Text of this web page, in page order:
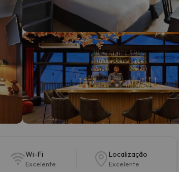
caminho. Assim que encontrar a sua bússola,
Wi-Fi
Excelente
Localização
Excelente